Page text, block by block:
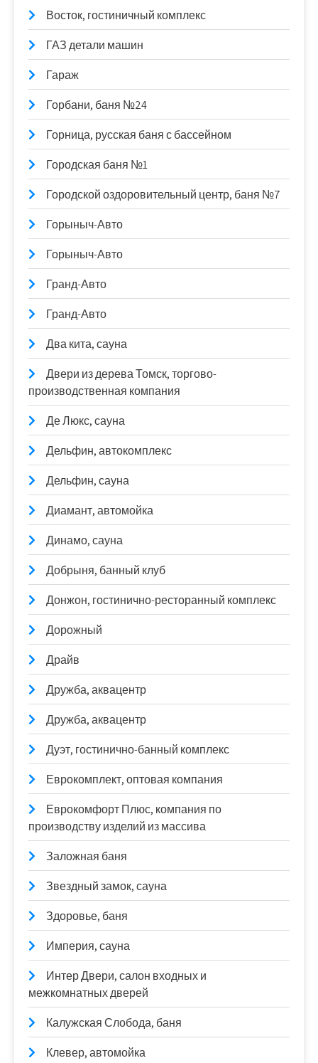
Восток, гостиничный комплекс
ГАЗ детали машин
Гараж
Горбани, баня №24
Горница, русская баня с бассейном
Городская баня №1
Городской оздоровительный центр, баня №7
Горыныч-Авто
Горыныч-Авто
Гранд-Авто
Гранд-Авто
Два кита, сауна
Двери из дерева Томск, торгово-
производственная компания
Де Люкс, сауна
Дельфин, автокомплекс
Дельфин, сауна
Диамант, автомойка
Динамо, сауна
Добрыня, банный клуб
Донжон, гостинично-ресторанный комплекс
Дорожный
Драйв
Дружба, аквацентр
Дружба, аквацентр
Дуэт, гостинично-банный комплекс
Еврокомплект, оптовая компания
Еврокомфорт Плюс, компания по
производству изделий из массива
Заложная баня
Звездный замок, сауна
Здоровье, баня
Империя, сауна
Интер Двери, салон входных и
межкомнатных дверей
Калужская Слобода, баня
Клевер, автомойка